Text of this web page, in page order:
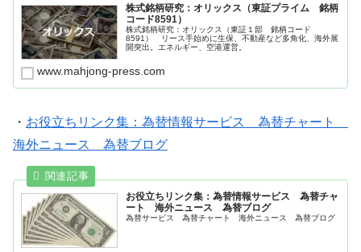
株式銘柄研究：オリックス（東証プライム 銘柄
コード8591）
株式銘柄研究：オリックス（東証１部 銘柄コード
8591） リース手始めに生保、不動産など多角化、海外展
開突出。エネルギー、空港運営。
www.mahjong-press.com
・ お役立ちリンク集：為替情報サービス 為替チャート
海外ニュース 為替ブログ
お役立ちリンク集：為替情報サービス 為替チャ
ート 海外ニュース 為替ブログ
為替サービス 為替チャート 海外ニュース 為替ブログ